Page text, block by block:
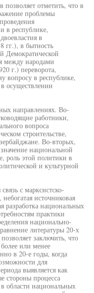
отметить, что в
проблемы
в республике,
в
гг.), в бытность
Демократической
между народами
г.) переворота,
вопросу в республике,
осуществлении
направлениях. Во-
работники,
вопроса
строительстве,
Во-вторых,
национальной
роль этой политики в
и культурной
с марксистско-
источниковая
разработка национальных
практики
национально-
литературы 20-х
заключить, что
или менее
в 20-е годы, когда
для
выявляется как
стороны процесса
области национальных